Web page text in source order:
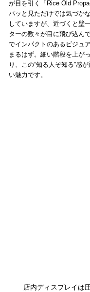
が目を引く「Rice Old
パッと見ただけでは気づか
していますが、近づくと壁
ターの数々が目に飛び込ん
でインパクトのあるビジュ
まるはず。細い階段を上が
り、この“知る人ぞ知る”感
い魅力です。
店内ディスプレイは